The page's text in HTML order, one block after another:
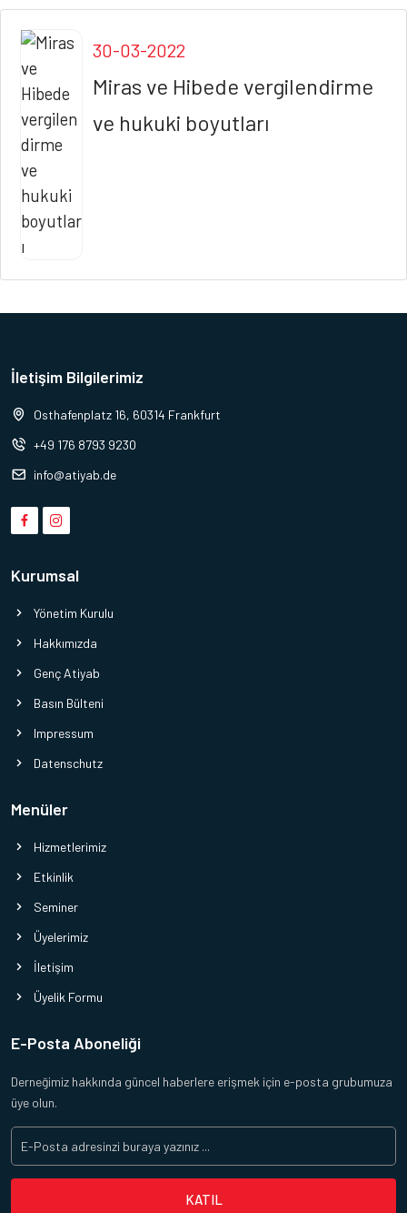
30-03-2022
Miras ve Hibede vergilendirme
ve hukuki boyutları
İletişim Bilgilerimiz
Osthafenplatz 16, 60314 Frankfurt
+49 176 8793 9230
info@atiyab.de
Kurumsal
Yönetim Kurulu
Hakkımızda
Genç Atiyab
Basın Bülteni
Impressum
Datenschutz
Menüler
Hizmetlerimiz
Etkinlik
Seminer
Üyelerimiz
İletişim
Üyelik Formu
E-Posta Aboneliği
Derneğimiz hakkında güncel haberlere erişmek için e-posta grubumuza
üye olun.
KATIL